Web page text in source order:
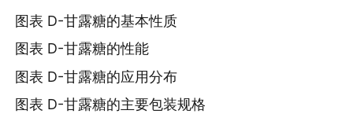
图表 D-甘露糖的基本性质
图表 D-甘露糖的性能
图表 D-甘露糖的应用分布
图表 D-甘露糖的主要包装规格